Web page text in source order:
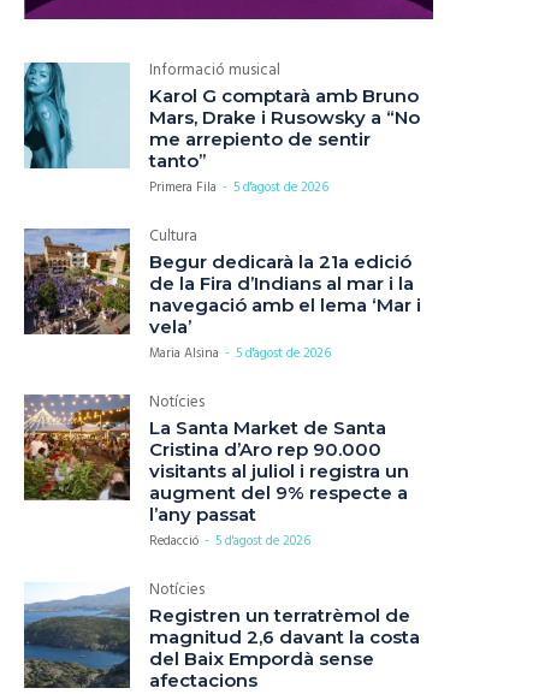
Informació musical
Karol G comptarà amb Bruno
Mars, Drake i Rusowsky a “No
me arrepiento de sentir
tanto”
Primera Fila - 5 d'agost de 2026
Cultura
Begur dedicarà la 21a edició
de la Fira d’Indians al mar i la
navegació amb el lema ‘Mar i
vela’
Maria Alsina - 5 d'agost de 2026
Notícies
La Santa Market de Santa
Cristina d’Aro rep 90.000
visitants al juliol i registra un
augment del 9% respecte a
l’any passat
Redacció - 5 d'agost de 2026
Notícies
Registren un terratrèmol de
magnitud 2,6 davant la costa
del Baix Empordà sense
afectacions